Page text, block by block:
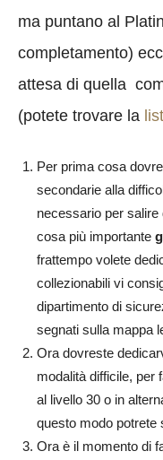
ma puntano al
completamento)
attesa di quella
(potete trovare la
Per prima cosa
secondarie alla
necessario per
cosa più importante
frattempo volete
collezionabili vi
dipartimento di
segnati sulla mappa
Ora dovreste
modalità difficile, per
al livello 30 o in
questo modo potrete
Ora è il momento di